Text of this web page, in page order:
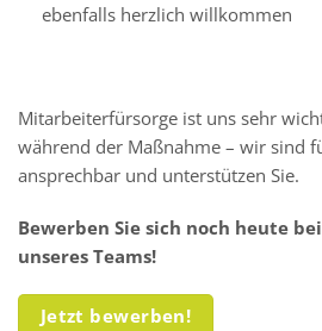
ebenfalls herzlich willkommen
Mitarbeiterfürsorge ist uns sehr
während der Maßnahme – wir sind
ansprechbar und unterstützen Sie.
Bewerben Sie sich noch heute
unseres Teams!
Jetzt bewerben!